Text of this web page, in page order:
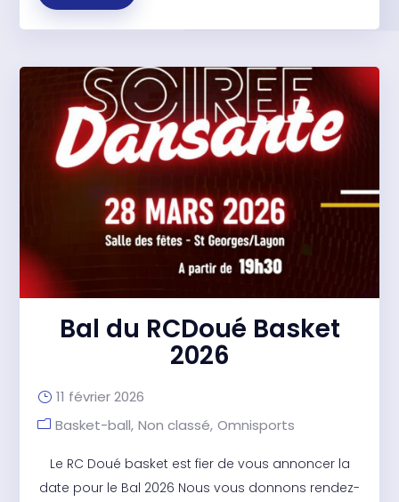
Bal du RCDoué Basket
2026
11 février 2026
Basket-ball Non classé Omnisports
Le RC Doué basket est fier de vous annoncer la
date pour le Bal 2026 Nous vous donnons rendez-